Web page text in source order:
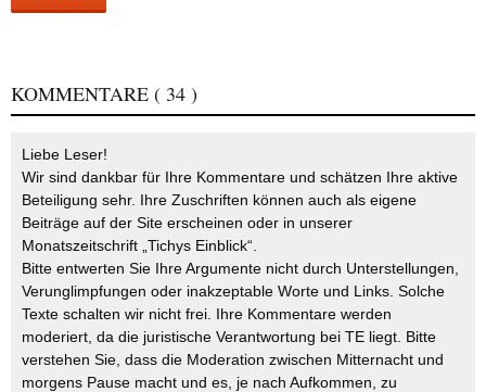
KOMMENTARE ( 34 )
Liebe Leser!
Wir sind dankbar für Ihre Kommentare und schätzen Ihre aktive
Beteiligung sehr. Ihre Zuschriften können auch als eigene
Beiträge auf der Site erscheinen oder in unserer
Monatszeitschrift „Tichys Einblick“.
Bitte entwerten Sie Ihre Argumente nicht durch Unterstellungen,
Verunglimpfungen oder inakzeptable Worte und Links. Solche
Texte schalten wir nicht frei. Ihre Kommentare werden
moderiert, da die juristische Verantwortung bei TE liegt. Bitte
verstehen Sie, dass die Moderation zwischen Mitternacht und
morgens Pause macht und es, je nach Aufkommen, zu